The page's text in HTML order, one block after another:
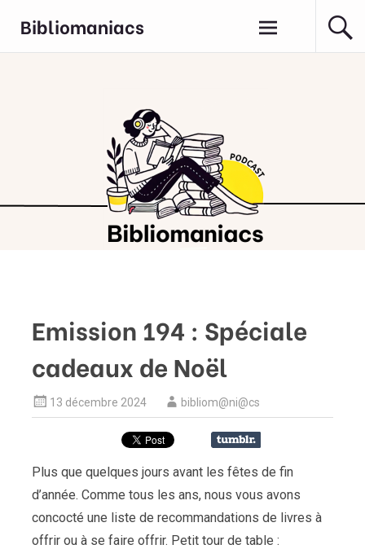
contenu
Bibliomaniacs
Emission 194 : Spéciale
cadeaux de Noël
13 décembre 2024 bibliom@ni@cs
Plus que quelques jours avant les fêtes de fin
d’année. Comme tous les ans, nous vous avons
concocté une liste de recommandations de livres à
offrir ou à se faire offrir. Petit tour de table :